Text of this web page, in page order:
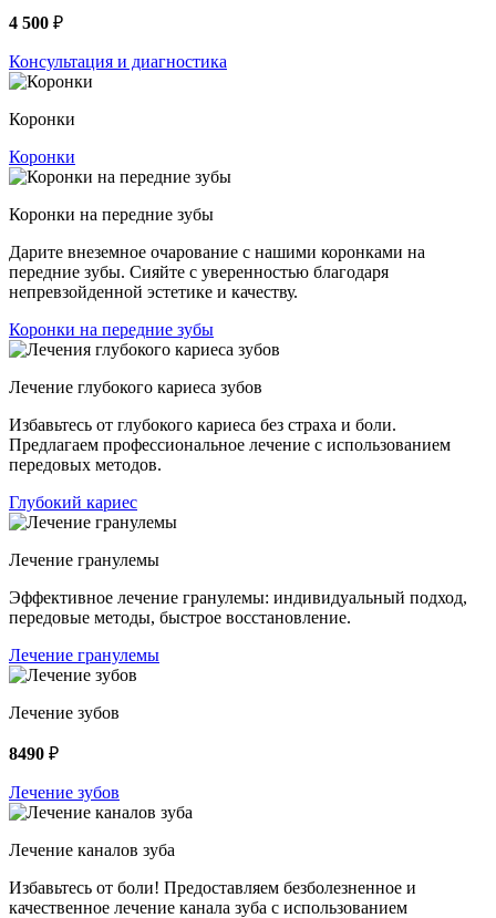
4 500 ₽
Консультация и диагностика
Коронки
Коронки
Коронки на передние зубы
Дарите внеземное очарование с нашими коронками на
передние зубы. Сияйте с уверенностью благодаря
непревзойденной эстетике и качеству.
Коронки на передние зубы
Лечение глубокого кариеса зубов
Избавьтесь от глубокого кариеса без страха и боли.
Предлагаем профессиональное лечение с использованием
передовых методов.
Глубокий кариес
Лечение гранулемы
Эффективное лечение гранулемы: индивидуальный подход,
передовые методы, быстрое восстановление.
Лечение гранулемы
Лечение зубов
8490 ₽
Лечение зубов
Лечение каналов зуба
Избавьтесь от боли! Предоставляем безболезненное и
качественное лечение канала зуба с использованием